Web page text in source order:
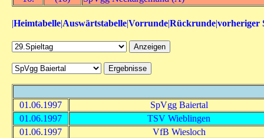
|Heimtabelle|Auswärtstabelle|Vorrunde|Rückrunde|vorheriger
01.06.1997
SpVgg Baiertal
01.06.1997
TSV Wieblingen
01.06.1997
VfB Wiesloch